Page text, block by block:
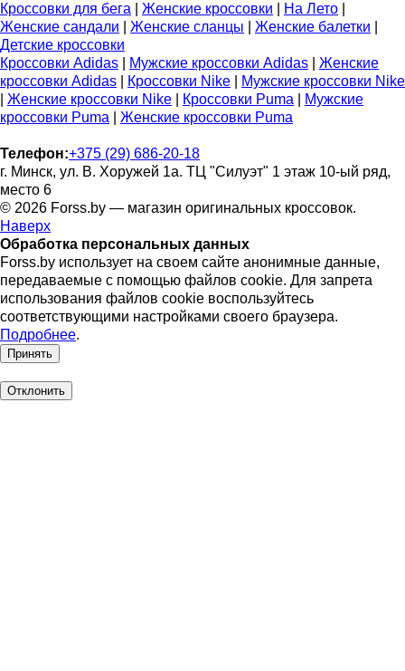
Кроссовки для бега
Женские кроссовки На Лето
Женские сандали
Женские сланцы Женские балетки
Детские кроссовки
Кроссовки Adidas
Мужские кроссовки Adidas
Женские
кроссовки Adidas
Кроссовки Nike
Мужские кроссовки Nike
Женские кроссовки Nike Кроссовки Puma
Мужские
кроссовки Puma
Женские кроссовки Puma
Телефон:+375 (29) 686-20-18
г. Минск, ул. В. Хоружей 1а. ТЦ "Силуэт" 1 этаж 10-ый ряд,
место 6
© 2026 Forss.by — магазин оригинальных кроссовок.
Наверх
Обработка персональных данных
Forss.by использует на своем сайте анонимные данные,
передаваемые с помощью файлов cookie. Для запрета
использования файлов cookie воспользуйтесь
соответствующими настройками своего браузера.
Подробнее.
Принять
Отклонить